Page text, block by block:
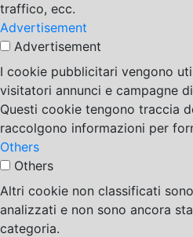
traffico, ecc.
Advertisement
Advertisement
I cookie pubblicitari vengono
visitatori annunci e campagne
Questi cookie tengono traccia
raccolgono informazioni per
Others
Others
Altri cookie non classificati
analizzati e non sono ancora
categoria.